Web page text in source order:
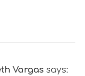
Vargas says: